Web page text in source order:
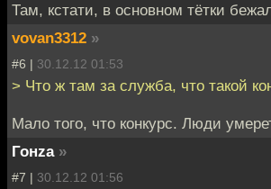
Там, кстати, в основном тётки
vovan3312 »
#6 | 30.12.12 01:53
> Что ж там за служба, что такой
Мало того, что конкурс. Люди
Гонzа »
#7 | 30.12.12 01:56